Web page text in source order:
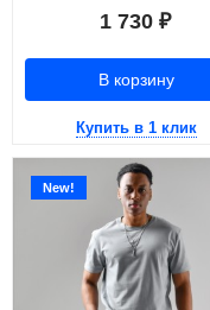
1 730 ₽
В корзину
Купить в 1 клик
New!